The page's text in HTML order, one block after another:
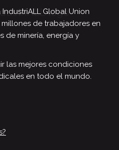
Global Union
de trabajadores en
de minería, energía y
las mejores condiciones
en todo el mundo.